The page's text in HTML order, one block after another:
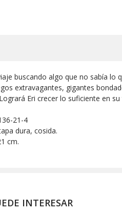
buscando algo que no sabía
extravagantes, gigantes
Eri crecer lo suficiente en
21-4
dura, cosida.
cm.
INTERESAR